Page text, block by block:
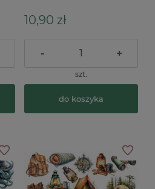
10,90 zł
- +
szt.
do koszyka